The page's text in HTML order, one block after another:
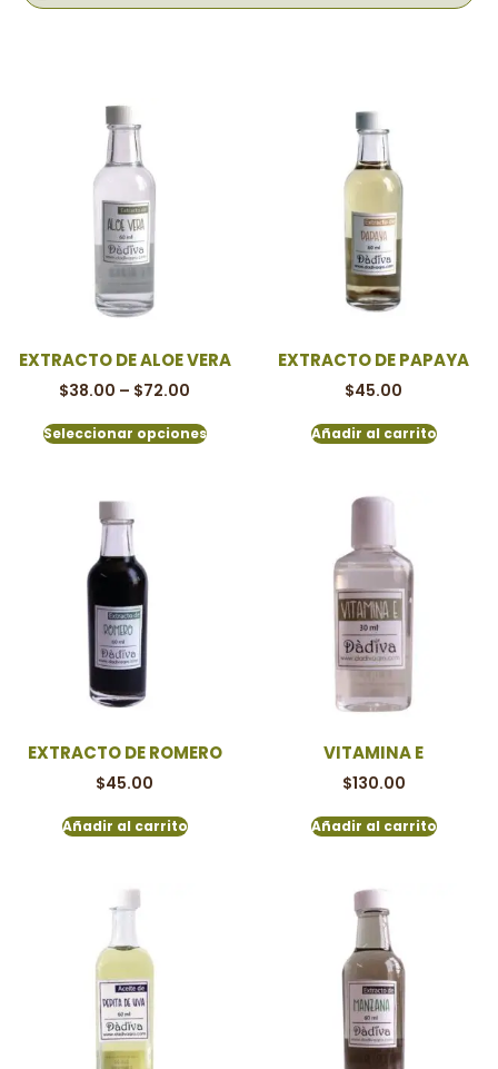
EXTRACTO DE ALOE VERA
$38.00 – $72.00
Seleccionar opciones
EXTRACTO DE PAPAYA
$45.00
Añadir al carrito
EXTRACTO DE ROMERO
$45.00
Añadir al carrito
VITAMINA E
$130.00
Añadir al carrito